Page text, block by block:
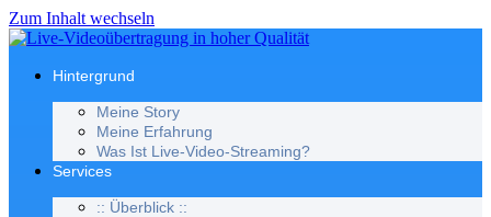
Zum Inhalt wechseln
Hintergrund
Meine Story
Meine Erfahrung
Was Ist Live-Video-Streaming?
Services
:: Überblick ::